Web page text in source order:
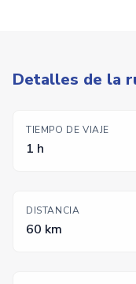
Detalles de la
TIEMPO DE VIAJE
1 h
DISTANCIA
60 km